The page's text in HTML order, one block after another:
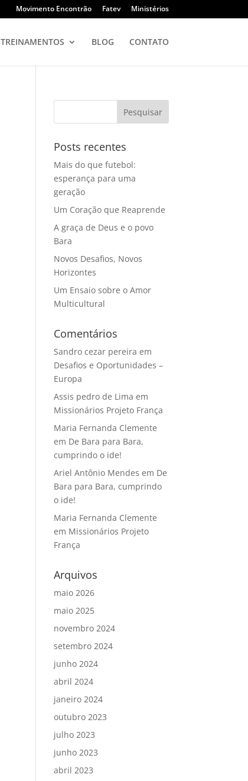
Movimento Encontrão Fatev Ministérios
TREINAMENTOS BLOG CONTATO
Posts recentes
Mais do que futebol:
esperança para uma
geração
Um Coração que Reaprende
A graça de Deus e o povo
Bara
Novos Desafios, Novos
Horizontes
Um Ensaio sobre o Amor
Multicultural
Comentários
Sandro cezar pereira em
Desafios e Oportunidades –
Europa
Assis pedro de Lima em
Missionários Projeto França
Maria Fernanda Clemente
em De Bara para Bara,
cumprindo o ide!
Ariel Antônio Mendes em De
Bara para Bara, cumprindo
o ide!
Maria Fernanda Clemente
em Missionários Projeto
França
Arquivos
maio 2026
maio 2025
novembro 2024
setembro 2024
junho 2024
abril 2024
janeiro 2024
outubro 2023
julho 2023
junho 2023
abril 2023